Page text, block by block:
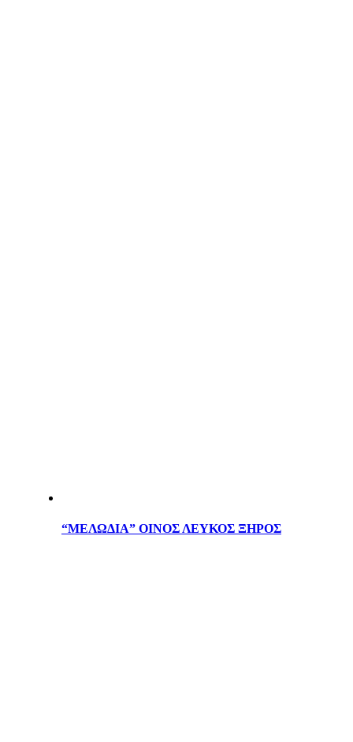
“ΜΕΛΩΔΙΑ” ΟΙΝΟΣ ΛΕΥΚΟΣ ΞΗΡΟΣ